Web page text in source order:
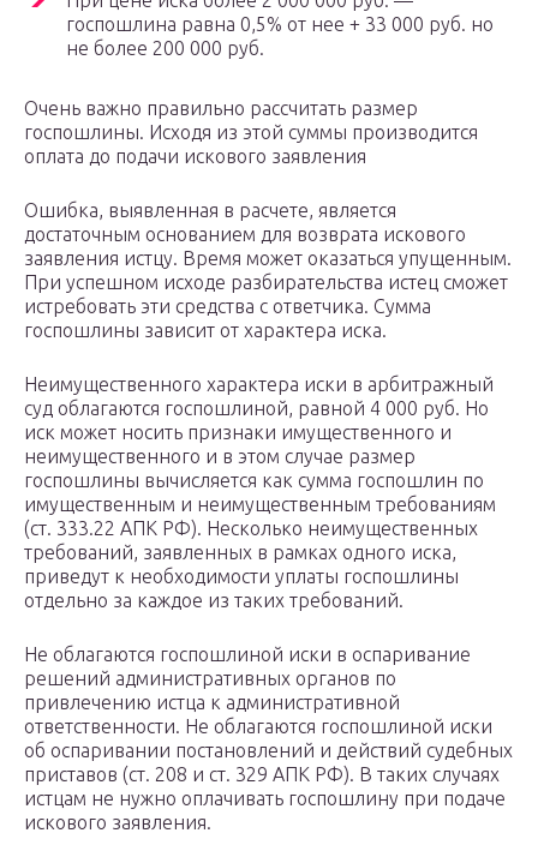
госпошлина равна 0,5% от нее + 33 000 руб. но
не более 200 000 руб.
Очень важно правильно рассчитать размер
госпошлины. Исходя из этой суммы производится
оплата до подачи искового заявления
Ошибка, выявленная в расчете, является
достаточным основанием для возврата искового
заявления истцу. Время может оказаться упущенным.
При успешном исходе разбирательства истец сможет
истребовать эти средства с ответчика. Сумма
госпошлины зависит от характера иска.
Неимущественного характера иски в арбитражный
суд облагаются госпошлиной, равной 4 000 руб. Но
иск может носить признаки имущественного и
неимущественного и в этом случае размер
госпошлины вычисляется как сумма госпошлин по
имущественным и неимущественным требованиям
(ст. 333.22 АПК РФ). Несколько неимущественных
требований, заявленных в рамках одного иска,
приведут к необходимости уплаты госпошлины
отдельно за каждое из таких требований.
Не облагаются госпошлиной иски в оспаривание
решений административных органов по
привлечению истца к административной
ответственности. Не облагаются госпошлиной иски
об оспаривании постановлений и действий судебных
приставов (ст. 208 и ст. 329 АПК РФ). В таких случаях
истцам не нужно оплачивать госпошлину при подаче
искового заявления.